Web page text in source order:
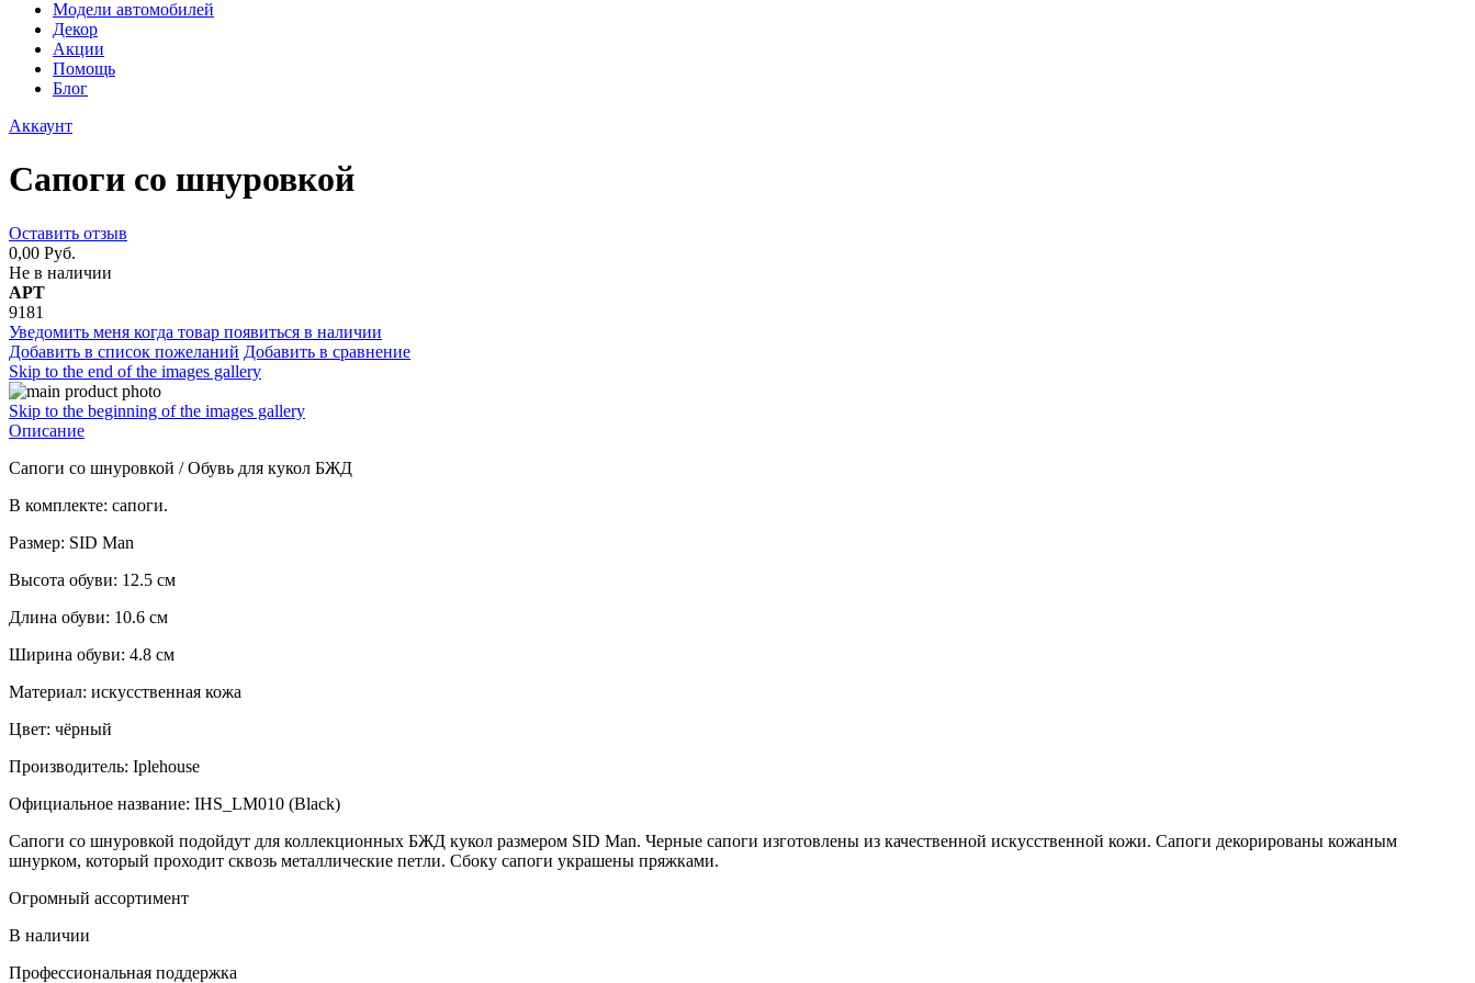
Модели автомобилей
Декор
Акции
Помощь
Блог
Аккаунт
Сапоги со шнуровкой
Оставить отзыв
0,00 Руб.
Не в наличии
АРТ
9181
Уведомить меня когда товар появиться в наличии
Добавить в список пожеланий Добавить в сравнение
Skip to the end of the images gallery
Skip to the beginning of the images gallery
Описание
Сапоги со шнуровкой / Обувь для кукол БЖД
В комплекте: сапоги.
Размер: SID Man
Высота обуви: 12.5 см
Длина обуви: 10.6 см
Ширина обуви: 4.8 см
Материал: искусственная кожа
Цвет: чёрный
Производитель: Iplehouse
Официальное название: IHS_LM010 (Black)
Сапоги со шнуровкой подойдут для коллекционных БЖД кукол размером SID Man. Черные сапоги изготовлены из качественной искусственной кожи. Сапоги декорированы кожаным
шнурком, который проходит сквозь металлические петли. Сбоку сапоги украшены пряжками.
Огромный ассортимент
В наличии
Профессиональная поддержка